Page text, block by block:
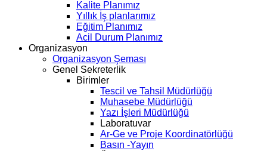
Kalite Planımız
Yıllık İş planlarımız
Eğitim Planımız
Acil Durum Planımız
Organizasyon
Organizasyon Şeması
Genel Sekreterlik
Birimler
Tescil ve Tahsil Müdürlüğü
Muhasebe Müdürlüğü
Yazı İşleri Müdürlüğü
Laboratuvar
Ar-Ge ve Proje Koordinatörlüğü
Basın -Yayın